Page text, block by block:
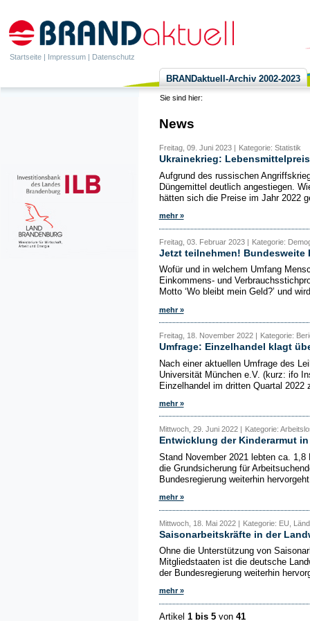
Startseite | Impressum | Datenschutz
BRANDaktuell-Archiv 2002-2023
Sie sind hier:
News
Freitag, 09. Juni 2023 | Kategorie: Statistik
Ukrainekrieg:
Aufgrund des russischen
Düngemittel deutlich angestiegen.
hätten sich die Preise im Jahr 2022
mehr »
Freitag, 03. Februar 2023 | Kategorie:
Jetzt teilnehmen! Bundesweite
Wofür und in welchem Umfang
Einkommens- und
Motto ‘Wo bleibt mein Geld?’ und
mehr »
Freitag, 18. November 2022 | Kategorie:
Umfrage: Einzelhandel klagt
Nach einer aktuellen Umfrage des
Universität München e.V. (kurz: ifo
Einzelhandel im dritten Quartal 2022
mehr »
Mittwoch, 29. Juni 2022 | Kategorie:
Entwicklung der Kinderarmut
Stand November 2021 lebten ca.
die Grundsicherung für
Bundesregierung weiterhin
mehr »
Mittwoch, 18. Mai 2022 | Kategorie: EU,
Saisonarbeitskräfte in der
Ohne die Unterstützung von
Mitgliedstaaten ist die deutsche
der Bundesregierung weiterhin
mehr »
Artikel 1 bis 5von 41